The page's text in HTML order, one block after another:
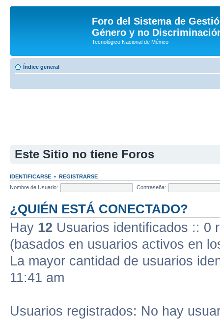
Foro del Sistema de
Género y no
Tecnológico Nacional de México
Índice general
Este Sitio no tiene Foros
IDENTIFICARSE • REGISTRARSE
Nombre de Usuario:
Contraseña:
¿QUIÉN ESTÁ CONECTADO?
Hay 12 Usuarios identificados :: 0
(basados en usuarios activos en
La mayor cantidad de usuarios
11:41 am
Usuarios registrados: No hay